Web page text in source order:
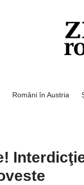
Români în Austria